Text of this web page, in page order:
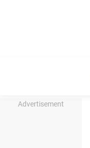
Advertisement